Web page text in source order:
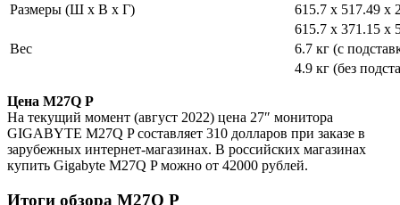
Размеры (Ш x В x Г)
615.7 x 517.49 x
615.7 x 371.15 x
Вес
6.7 кг (с
4.9 кг (без
Цена M27Q P
На текущий момент (август 2022) цена 27″ монитора
GIGABYTE M27Q P составляет 310 долларов при заказе в
зарубежных интернет-магазинах. В российских магазинах
купить Gigabyte M27Q P можно от 42000 рублей.
Итоги обзора M27Q P